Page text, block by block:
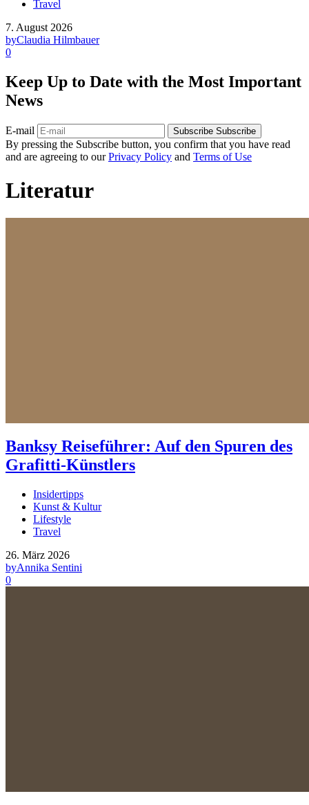
Travel
7. August 2026
byClaudia Hilmbauer
0
Keep Up to Date with the Most Important
News
E-mail Subscribe Subscribe
By pressing the Subscribe button, you confirm that you have read
and are agreeing to ourPrivacy Policy and Terms of Use
Literatur
Banksy Reiseführer: Auf den Spuren des
Grafitti-Künstlers
Insidertipps
Kunst & Kultur
Lifestyle
Travel
26. März 2026
byAnnika Sentini
0